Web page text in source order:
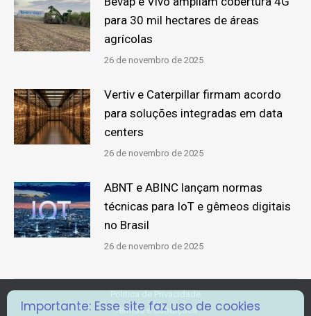
para 30 mil hectares de áreas
agrícolas
26 de novembro de 2025
Vertiv e Caterpillar firmam acordo
para soluções integradas em data
centers
26 de novembro de 2025
ABNT e ABINC lançam normas
técnicas para IoT e gêmeos digitais
no Brasil
26 de novembro de 2025
Politica de Privacidade
Termos e Condições
Importante: Esse site faz uso de cookies